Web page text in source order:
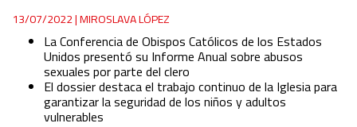
13/07/2022|MIROSLAVA LÓPEZ
La Conferencia de Obispos Católicos de los Estados
Unidos presentó su Informe Anual sobre abusos
sexuales por parte del clero
El dossier destaca el trabajo continuo de la Iglesia para
garantizar la seguridad de los niños y adultos
vulnerables